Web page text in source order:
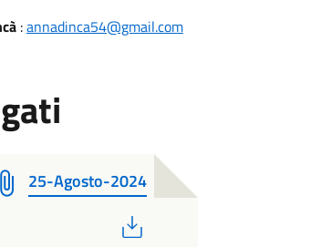
:annadinca54@gmail.com
25-Agosto-2024